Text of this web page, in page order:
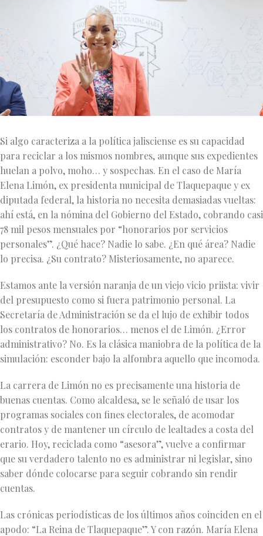
Si algo caracteriza a la política jalisciense es su capacidad
para reciclar a los mismos nombres, aunque sus expedientes
huelan a polvo, moho… y sospechas. En el caso de María
Elena Limón, ex presidenta municipal de Tlaquepaque y ex
diputada federal, la historia no necesita demasiadas vueltas:
ahí está, en la nómina del Gobierno del Estado, cobrando casi
78 mil pesos mensuales por “honorarios por servicios
personales”. ¿Qué hace? Nadie lo sabe. ¿En qué área? Nadie
lo precisa. ¿Su contrato? Misteriosamente, no aparece.
Estamos ante la versión naranja de un viejo vicio priista: vivir
del presupuesto como si fuera patrimonio personal. La
Secretaría de Administración se da el lujo de exhibir todos
los contratos de honorarios… menos el de Limón. ¿Error
administrativo? No. Es la clásica maniobra de la política de la
simulación: esconder bajo la alfombra aquello que incomoda.
La carrera de Limón no es precisamente una historia de
buenas cuentas. Como alcaldesa, se le señaló de usar los
programas sociales con fines electorales, de acomodar
contratos y de mantener un círculo de lealtades a costa del
erario. Hoy, reciclada como “asesora”, vuelve a confirmar
que su verdadero talento no es administrar ni legislar, sino
saber dónde colocarse para seguir cobrando sin rendir
cuentas.
Las crónicas periodísticas de los últimos años coinciden en el
apodo: “La Reina de Tlaquepaque”. Y con razón. María Elena